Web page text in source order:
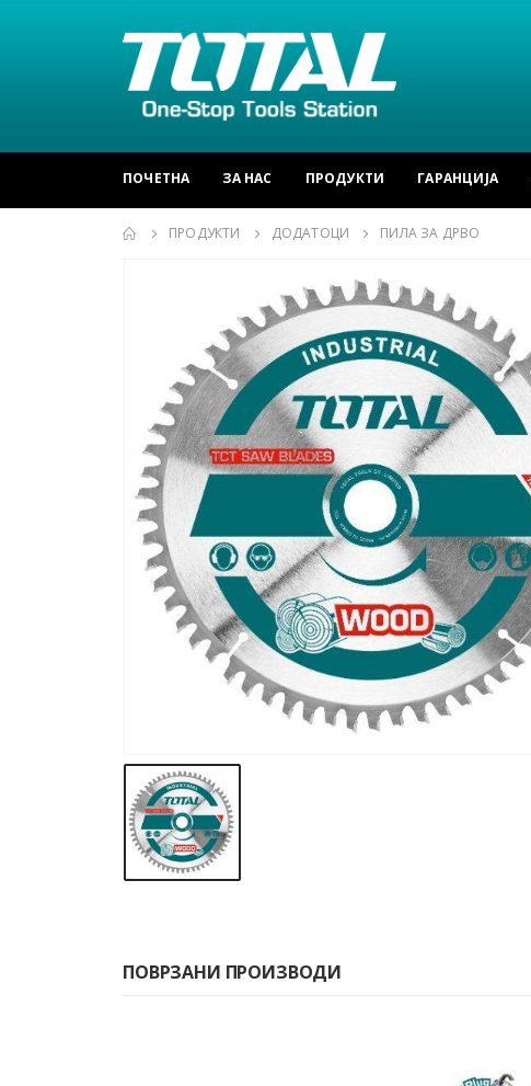
ПОЧЕТНА ЗА НАС ПРОДУКТИ ГАРАНЦИЈА
ПРОДУКТИ ДОДАТОЦИ ПИЛА ЗА ДРВО
ПОВРЗАНИ ПРОИЗВОДИ